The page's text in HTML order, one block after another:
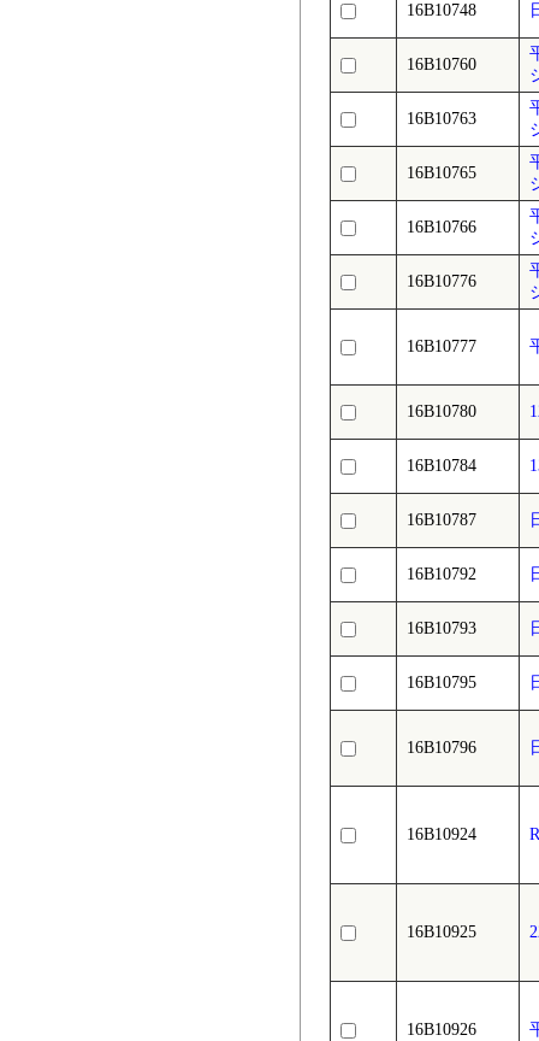
16B10748
16B10760
16B10763
16B10765
16B10766
16B10776
16B10777
16B10780
16B10784
16B10787
16B10792
16B10793
16B10795
16B10796
16B10924
16B10925
16B10926